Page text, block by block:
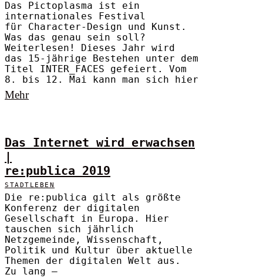
Das Pictoplasma ist ein
internationales Festival
für Character-Design und Kunst.
Was das genau sein soll?
Weiterlesen! Dieses Jahr wird
das 15-jährige Bestehen unter dem
Titel INTER_FACES gefeiert. Vom
8. bis 12. Mai kann man sich hier
Mehr
Das Internet wird erwachsen
|
re:publica 2019
STADTLEBEN
Die re:publica gilt als größte
Konferenz der digitalen
Gesellschaft in Europa. Hier
tauschen sich jährlich
Netzgemeinde, Wissenschaft,
Politik und Kultur über aktuelle
Themen der digitalen Welt aus.
Zu lang –